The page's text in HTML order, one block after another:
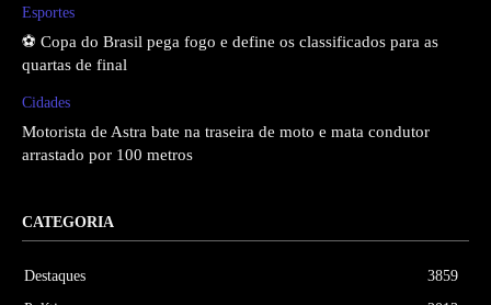
Esportes
⚽ Copa do Brasil pega fogo e define os classificados para as
quartas de final
Cidades
Motorista de Astra bate na traseira de moto e mata condutor
arrastado por 100 metros
CATEGORIA
Destaques
3859